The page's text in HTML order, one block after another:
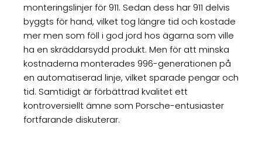
monteringslinjer för 911. Sedan dess har 911 delvis
byggts för hand, vilket tog längre tid och kostade
mer men som föll i god jord hos ägarna som ville
ha en skräddarsydd produkt. Men för att minska
kostnaderna monterades 996-generationen på
en automatiserad linje, vilket sparade pengar och
tid. Samtidigt är förbättrad kvalitet ett
kontroversiellt ämne som Porsche-entusiaster
fortfarande diskuterar.